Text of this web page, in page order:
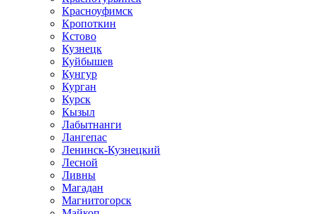
Красноуфимск
Кропоткин
Кстово
Кузнецк
Куйбышев
Кунгур
Курган
Курск
Кызыл
Лабытнанги
Лангепас
Ленинск-Кузнецкий
Лесной
Ливны
Магадан
Магнитогорск